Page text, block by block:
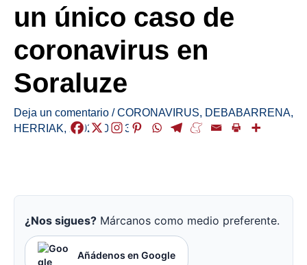
un único caso de
coronavirus en
Soraluze
Deja un comentario /CORONAVIRUS, DEBABARRENA,
HERRIAK, /2021-09-23
¿Nos sigues? Márcanos como medio preferente.
Añádenos en Google